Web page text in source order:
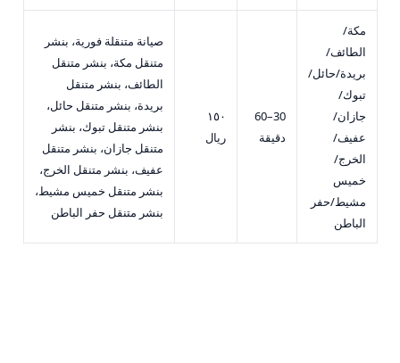
مكة/
الطائف/
بريدة/حائل/
تبوك/
جازان/
عفيف/
الخرج/
خميس
مشيط/حفر
الباطن
30–60
دقيقة
١٥٠
ريال
صيانة متنقلة فورية، بنشر
متنقل مكة، بنشر متنقل
الطائف، بنشر متنقل
بريدة، بنشر متنقل حائل،
بنشر متنقل تبوك، بنشر
متنقل جازان، بنشر متنقل
عفيف، بنشر متنقل الخرج،
بنشر متنقل خميس مشيط،
بنشر متنقل حفر الباطن